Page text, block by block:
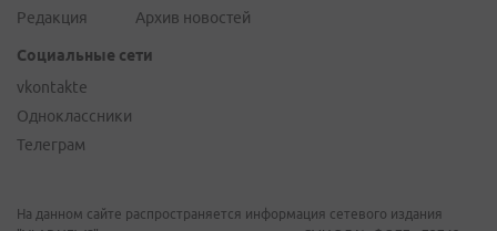
Редакция
Архив новостей
Социальные сети
vkontakte
Одноклассники
Телеграм
На данном сайте распространяется информация сетевого издания